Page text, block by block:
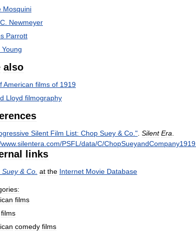
Mosquini
C Newmeyer
Parrott
Young
also
American films of 1919
Lloyd filmography
Silent Film List: Chop Suey & Co ." Silent Era
www.silentera com/PSFL /data/C/ChopSueyandCompany1919
links
Suey& Co at the Internet Movie Database
films
films
comedy films